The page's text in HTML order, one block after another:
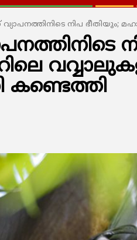
നിപ ഭീതിയും;